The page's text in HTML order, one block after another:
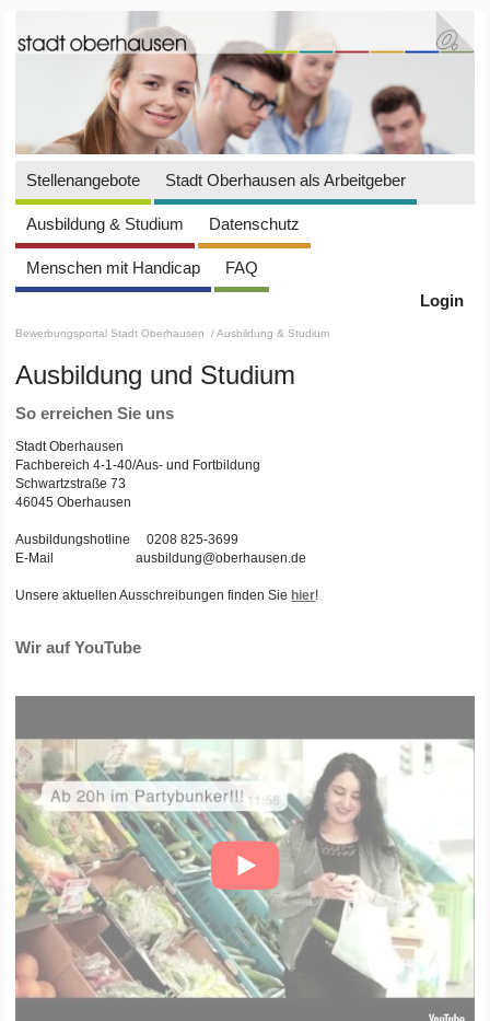
Stellenangebote Stadt Oberhausen als Arbeitgeber
Ausbildung & Studium Datenschutz
Menschen mit Handicap
FAQ
Login
Bewerbungsportal Stadt Oberhausen / Ausbildung & Studium
Ausbildung und Studium
So erreichen Sie uns
Stadt Oberhausen
Fachbereich 4-1-40/Aus- und Fortbildung
Schwartzstraße 73
46045 Oberhausen
Ausbildungshotline 0208 825-3699
E-Mail ausbildung@oberhausen.de
Unsere aktuellen Ausschreibungen finden Sie hier!
Wir auf YouTube